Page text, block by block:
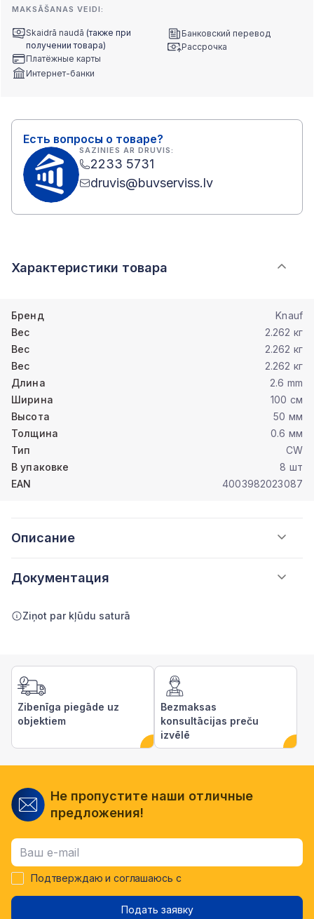
MAKSĀŠANAS VEIDI:
Skaidrā naudā (также при
получении товара)
Платёжные карты
Интернет-банки
Банковский перевод
Рассрочка
Есть вопросы о товаре?
SAZINIES AR DRUVIS:
2233 5731
druvis@buvserviss.lv
Характеристики товара
Бренд
Knauf
Вес
2.262 кг
Вес
2.262 кг
Вес
2.262 кг
Длина
2.6 mm
Ширина
100 см
Высота
50 мм
Толщина
0.6 мм
Тип
CW
В упаковке
8 шт
EAN
4003982023087
Описание
Документация
Ziņot par kļūdu saturā
Zibenīga piegāde uz
objektiem
Bezmaksas
konsultācijas preču
izvēlē
Не пропустите наши отличные
предложения!
Подтверждаю и соглашаюсь с
Подать заявку